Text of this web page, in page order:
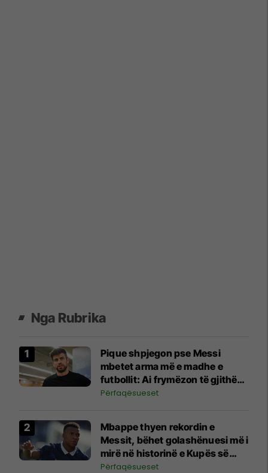
Nga Rubrika
Pique shpjegon pse Messi
mbetet arma më e madhe e
futbollit: Ai frymëzon të gjithë
ekipin
Përfaqësueset
Mbappe thyen rekordin e
Messit, bëhet golashënuesi më i
mirë në historinë e Kupës së
Botës
Përfaqësueset